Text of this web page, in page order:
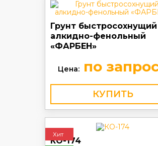
Грунт быстросохнущий
алкидно-фенольный
«ФАРБЕН»
Цена:по
КУПИТЬ
Хит
КО-174